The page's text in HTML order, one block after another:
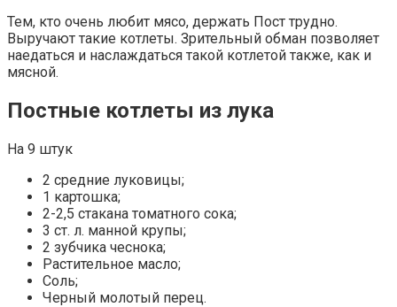
Тем, кто очень любит мясо, держать Пост трудно.
Выручают такие котлеты. Зрительный обман позволяет
наедаться и наслаждаться такой котлетой также, как и
мясной.
Постные котлеты из лука
На 9 штук
2 средние луковицы;
1 картошка;
2-2,5 стакана томатного сока;
3 ст. л. манной крупы;
2 зубчика чеснока;
Растительное масло;
Соль;
Черный молотый перец.